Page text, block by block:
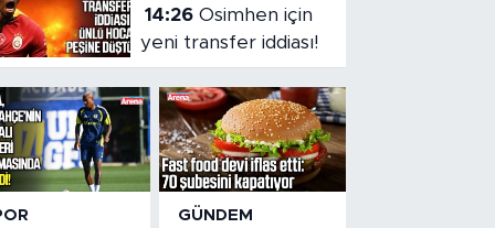
çağrı
14:26 Osimhen için
yeni transfer iddiası!
GÜNDEM